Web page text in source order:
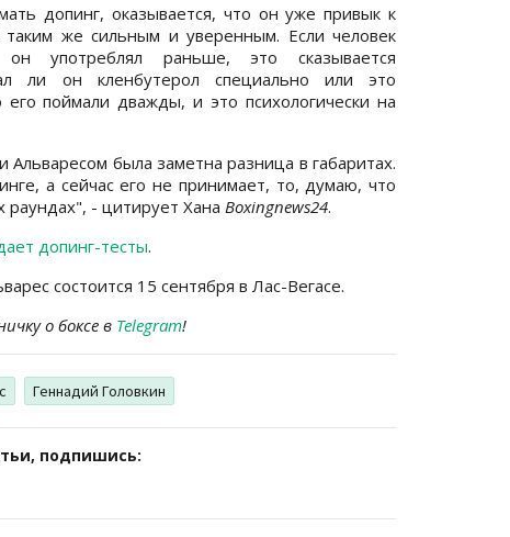
допинг, оказывается, что он уже привык к
же сильным и уверенным. Если человек
употреблял раньше, это сказывается
ли он кленбутерол специально или это
поймали дважды, и это психологически на
была заметна разница в габаритах.
а сейчас его не принимает, то, думаю, что
раундах", - цитирует Хана Boxingnews24.
допинг-тесты.
состоится 15 сентября в Лас-Вегасе.
о боксе в Telegram!
Геннадий Головкин
подпишись: